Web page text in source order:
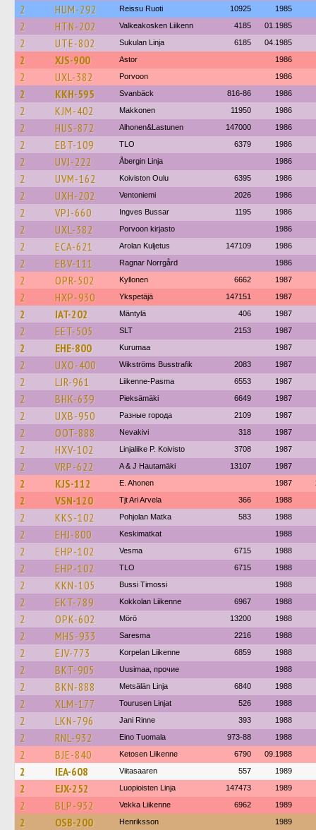
2 HUM-292 Reissu Ruoti 10925 1985
2 HTN-202 Valkeakosken Liikenn 4185 01.1985
2 UTE-802 Sukulan Linja 6185 04.1985
2 XJS-900 Astor 1986
2 UXL-382 Porvoon 1986
2 KKH-595 Svanbäck 816-86 1986
2 KJM-402 Makkonen 11950 1986
2 HUS-872 Alhonen&Lastunen 147000 1986
2 EBT-109 TLO 6379 1986
2 UVJ-222 Åbergin Linja 1986
2 UVM-162 Koiviston Oulu 6395 1986
2 UXH-202 Ventoniemi 2026 1986
2 VPJ-660 Ingves Bussar 1195 1986
2 UXL-382 Porvoon kirjasto 1986
2 ECA-621 Arolan Kuljetus 147109 1986
2 EBV-111 Ragnar Norrgård 1986
2 OPR-502 Kyllonen 6662 1987
2 HXP-930 Ykspetäjä 147151 1987
2 IAT-202 Mäntylä 406 1987
2 EET-505 SLT 2153 1987
2 EHE-800 Kurumaa 1987
2 UXO-400 Wikströms Busstrafik 2083 1987
2 LJR-961 Liikenne-Pasma 6553 1987
2 BHK-639 Pieksämäki 6649 1987
2 UXB-950 Разные города 2109 1987
2 OOT-888 Nevakivi 318 1987
2 HXV-102 Linjaliike P. Koivisto 3708 1987
2 VRP-622 A & J Hautamäki 13107 1987
2 KJS-112 E. Ahonen 1987
2 VSN-120 Tjt Ari Arvela 366 1988
2 KKS-102 Pohjolan Matka 583 1988
2 EHJ-800 Keskimatkat 1988
2 EHP-102 Vesma 6715 1988
2 EHP-102 TLO 6715 1988
2 KKN-105 Bussi Timossi 1988
2 EKT-789 Kokkolan Liikenne 6967 1988
2 OPK-602 Mörö 13200 1988
2 MHS-933 Saresma 2216 1988
2 EJV-773 Korpelan Liikenne 6859 1988
2 BKT-905 Uusimaa, прочие 1988
2 BKN-888 Metsälän Linja 6840 1988
2 XLM-177 Tourusen Linjat 526 1988
2 LKN-796 Jani Rinne 393 1988
2 RNL-932 Eino Tuomala 973-88 1988
2 BJE-840 Ketosen Liikenne 6790 09.1988
2 IEA-608 Viitasaaren 557 1989
2 EJX-252 Luopioisten Linja 147473 1989
2 BLP-932 Vekka Liikenne 6962 1989
2 OSB-200 Henriksson 1989